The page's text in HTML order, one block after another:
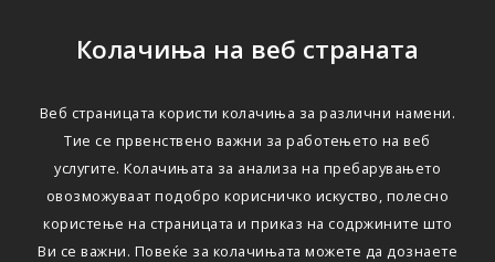
Колачиња на веб страната
Веб страницата користи колачиња за различни намени.
Тие се првенствено важни за работењето на веб
услугите. Колачињата за анализа на пребарувањето
овозможуваат подобро корисничко искуство, полесно
користење на страницата и приказ на содржините што
Ви се важни. Повеќе за колачињата можете да дознаете
Едноставно преку
интернет